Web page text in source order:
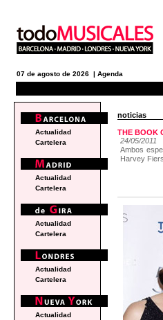
07 de agosto de 2026 | Agenda
noticias
THE BOOK
24/05/2011
Ambos
Harvey
Actualidad
Cartelera
Actualidad
Cartelera
Actualidad
Cartelera
Actualidad
Cartelera
Actualidad